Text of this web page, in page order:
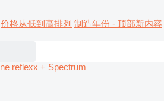
价格从低到高排列 制造年份 - 顶部新内容